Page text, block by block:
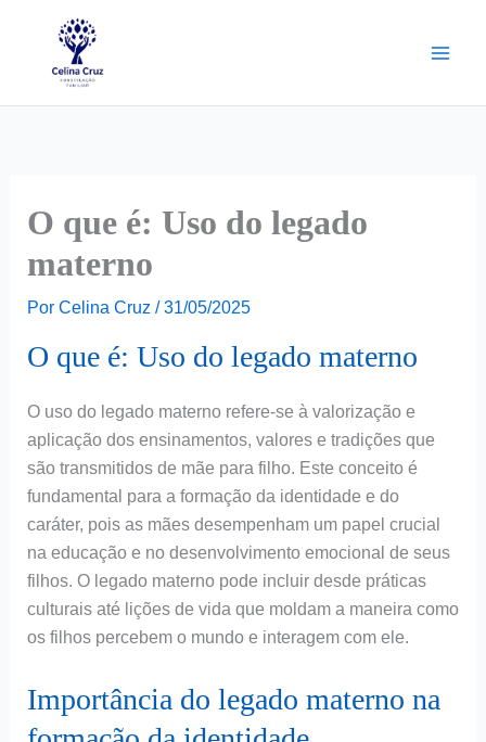
O que é: Uso do legado
materno
Por Celina Cruz / 31/05/2025
O que é: Uso do legado materno
O uso do legado materno refere-se à valorização e
aplicação dos ensinamentos, valores e tradições que
são transmitidos de mãe para filho. Este conceito é
fundamental para a formação da identidade e do
caráter, pois as mães desempenham um papel crucial
na educação e no desenvolvimento emocional de seus
filhos. O legado materno pode incluir desde práticas
culturais até lições de vida que moldam a maneira como
os filhos percebem o mundo e interagem com ele.
Importância do legado materno na